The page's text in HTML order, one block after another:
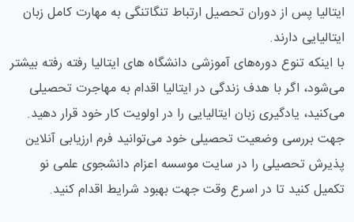
ایتالیا پس از دوران تحصیل ارتباط تنگاتنگی به مهارت کامل زبان
ایتالیایی دارند.
با اینکه تنوع دوره‌های آموزشی دانشگاه های ایتالیا رفته رفته بیشتر
می‌شود، اگر با هدف زندگی در ایتالیا اقدام به مهاجرت تحصیلی
می‌کنید، یادگیری زبان ایتالیایی را در اولویت کار خود قرار دهید.
جهت بررسی وضعیت تحصیلی خود می‌توانید فرم ارزیابی آنلاین
پذیرش تحصیلی را در سایت موسسه اعزام دانشجوی علمی نو
تکمیل کنید تا در اسرع وقت جهت بهبود شرایط اقدام کنید.